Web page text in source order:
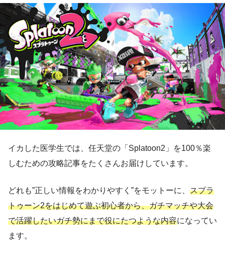
イカした医学生では、任天堂の「Splatoon2」を100％楽
しむための攻略記事をたくさんお届けしています。
どれも”正しい情報をわかりやすく”をモットーに、 スプラ
トゥーン2をはじめて遊ぶ初心者から、ガチマッチや大会
で活躍したいガチ勢にまで役にたつような内容になってい
ます。